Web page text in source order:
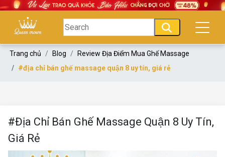
Trang chủ Blog
Review Địa Điểm Mua Ghế Massage
#địa chỉ bán ghế massage quận 8 uy tín, giá rẻ
#Địa Chỉ Bán Ghế Massage Quận 8 Uy Tín,
Giá Rẻ